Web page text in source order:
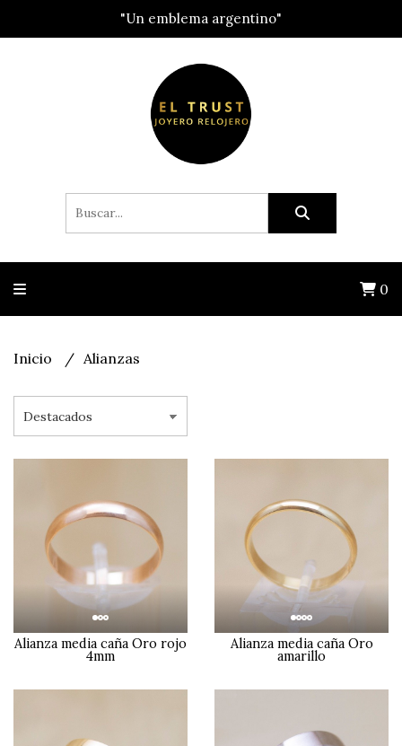
"Un emblema argentino"
0
Inicio Alianzas
Alianza media caña Oro rojo
4mm
Alianza media caña Oro
amarillo